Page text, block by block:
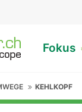
Fokus
KEHLKOPF